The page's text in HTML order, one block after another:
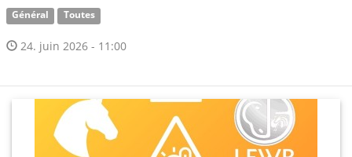
Général Toutes
24. juin 2026 - 11:00